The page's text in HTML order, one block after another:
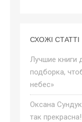
СХОЖІ СТАТТІ
Лучшие книги
подборка,
небес»
Оксана
так